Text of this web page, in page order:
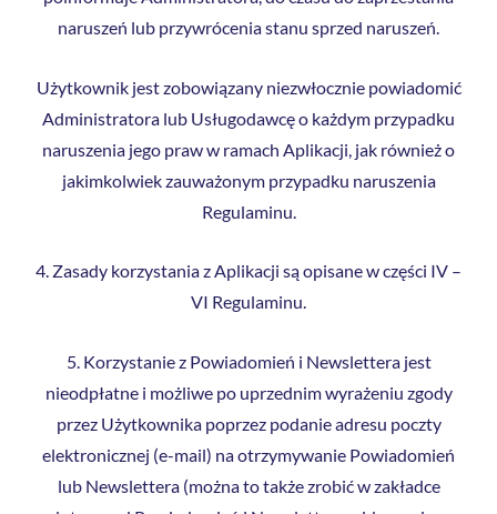
naruszeń lub przywrócenia stanu sprzed naruszeń.
Użytkownik jest zobowiązany niezwłocznie powiadomić
Administratora lub Usługodawcę o każdym przypadku
naruszenia jego praw w ramach Aplikacji, jak również o
jakimkolwiek zauważonym przypadku naruszenia
Regulaminu.
4. Zasady korzystania z Aplikacji są opisane w części IV –
VI Regulaminu.
5. Korzystanie z Powiadomień i Newslettera jest
nieodpłatne i możliwe po uprzednim wyrażeniu zgody
przez Użytkownika poprzez podanie adresu poczty
elektronicznej (e-mail) na otrzymywanie Powiadomień
lub Newslettera (można to także zrobić w zakładce